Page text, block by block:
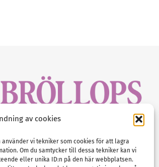
av cookies
vi tekniker som cookies för att lagra
Om du samtycker till dessa tekniker kan vi
eller unika ID:n på den här webbplatsen.
:0522-68 11 90
post:info@nordicbridalmedia.com